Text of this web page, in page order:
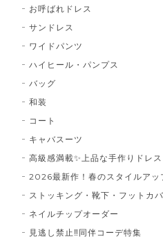
お呼ばれドレス
サンドレス
ワイドパンツ
ハイヒール・パンプス
バッグ
和装
コート
キャバスーツ
高級感満載✨上品な手作りドレス
2026最新作！春のスタイルアッ
ストッキング・靴下・フットカ
ネイルチップオーダー
見逃し禁止‼同伴コーデ特集